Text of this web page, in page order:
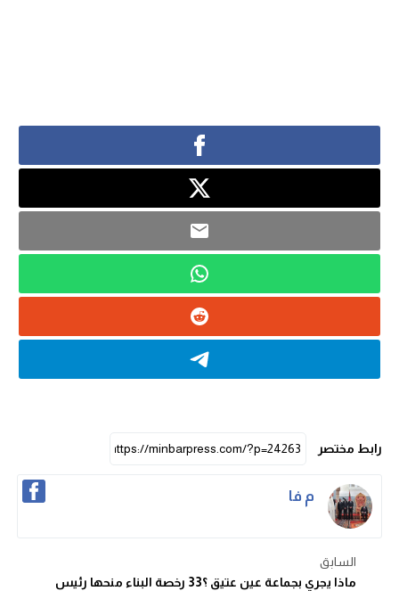
رابط مختصر
م فا
السابق
ماذا يجري بجماعة عين عتيق ؟33 رخصة البناء منحها رئيس